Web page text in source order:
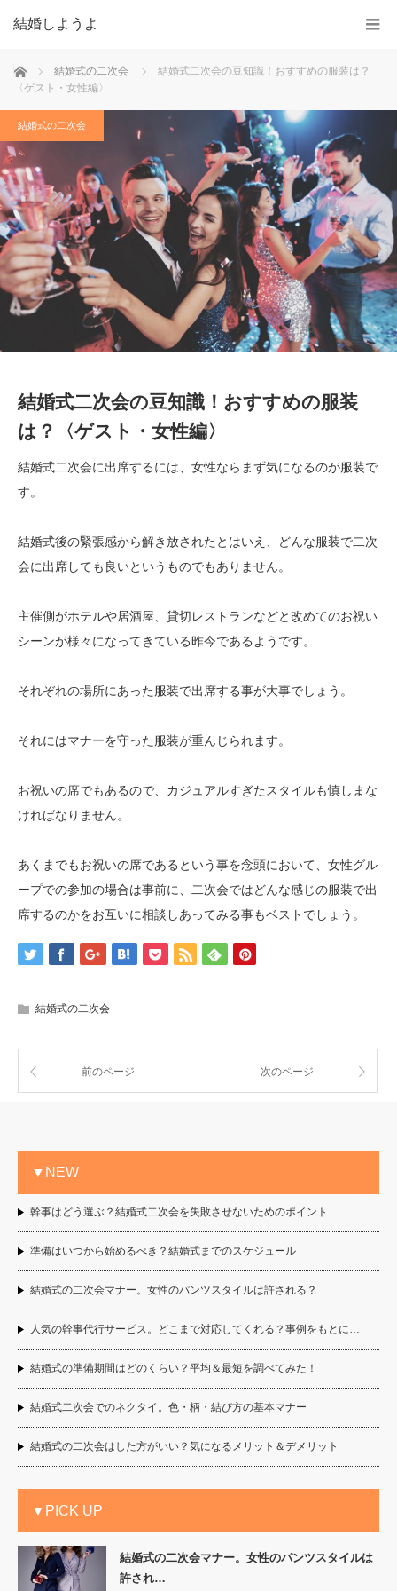
結婚しようよ
ホーム 結婚式の二次会
結婚式二次会の豆知識！おすすめの服装は？
〈ゲスト・女性編〉
結婚式の二次会
結婚式二次会の豆知識！おすすめの服装
は？〈ゲスト・女性編〉
結婚式二次会に出席するには、女性ならまず気になるのが服装で
す。
結婚式後の緊張感から解き放されたとはいえ、どんな服装で二次
会に出席しても良いというものでもありません。
主催側がホテルや居酒屋、貸切レストランなどと改めてのお祝い
シーンが様々になってきている昨今であるようです。
それぞれの場所にあった服装で出席する事が大事でしょう。
それにはマナーを守った服装が重んじられます。
お祝いの席でもあるので、カジュアルすぎたスタイルも慎しまな
ければなりません。
あくまでもお祝いの席であるという事を念頭において、女性グル
ープでの参加の場合は事前に、二次会ではどんな感じの服装で出
席するのかをお互いに相談しあってみる事もベストでしょう。
結婚式の二次会
前のページ 次のページ
▼NEW
幹事はどう選ぶ？結婚式二次会を失敗させないためのポイント
準備はいつから始めるべき？結婚式までのスケジュール
結婚式の二次会マナー。女性のパンツスタイルは許される？
人気の幹事代行サービス。どこまで対応してくれる？事例をもとに…
結婚式の準備期間はどのくらい？平均＆最短を調べてみた！
結婚式二次会でのネクタイ。色・柄・結び方の基本マナー
結婚式の二次会はした方がいい？気になるメリット＆デメリット
▼PICK UP
結婚式の二次会マナー。女性のパンツスタイルは
許され…